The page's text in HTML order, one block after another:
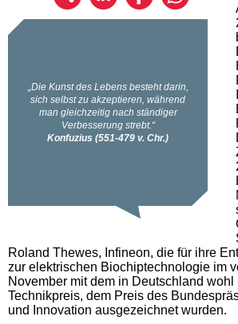
Roland Thewes, Infineon, die für ihre
zur elektrischen Biochiptechnologie im
November mit dem in Deutschland wohl
Technikpreis, dem Preis des
und Innovation ausgezeichnet wurden.